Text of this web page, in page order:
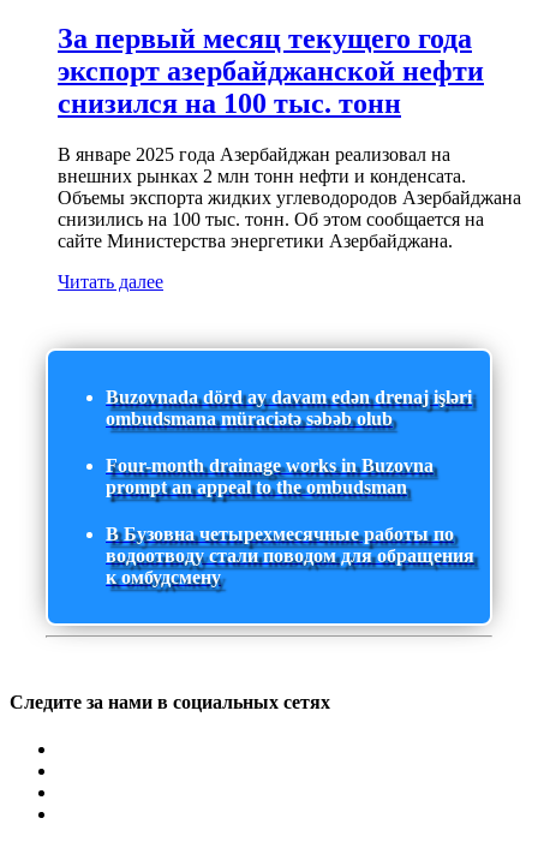
За первый месяц текущего года
экспорт азербайджанской нефти
снизился на 100 тыс. тонн
В январе 2025 года Азербайджан реализовал на
внешних рынках 2 млн тонн нефти и конденсата.
Объемы экспорта жидких углеводородов Азербайджана
снизились на 100 тыс. тонн. Об этом сообщается на
сайте Министерства энергетики Азербайджана.
Читать далее
Buzovnada dörd ay davam edən drenaj işləri
ombudsmana müraciətə səbəb olub
Four-month drainage works in Buzovna
prompt an appeal to the ombudsman
В Бузовна четырехмесячные работы по
водоотводу стали поводом для обращения
к омбудсмену
Следите за нами в социальных сетях